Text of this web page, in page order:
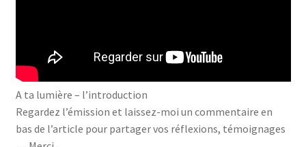
A ta lumière – l’introduction
Regardez l’émission et laissez-moi un commentaire en
bas de l’article pour partager vos réflexions, témoignages